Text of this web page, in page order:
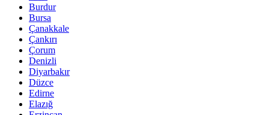
Burdur
Bursa
Çanakkale
Çankırı
Çorum
Denizli
Diyarbakır
Düzce
Edirne
Elazığ